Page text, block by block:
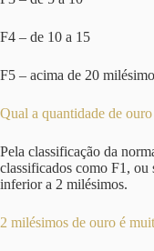
F4 – de 10 a 15
F5 – acima de 20
Qual a quantidade de
Pela classificação da
classificados como F1, ou
inferior a 2 milésimos.
2 milésimos de ouro é